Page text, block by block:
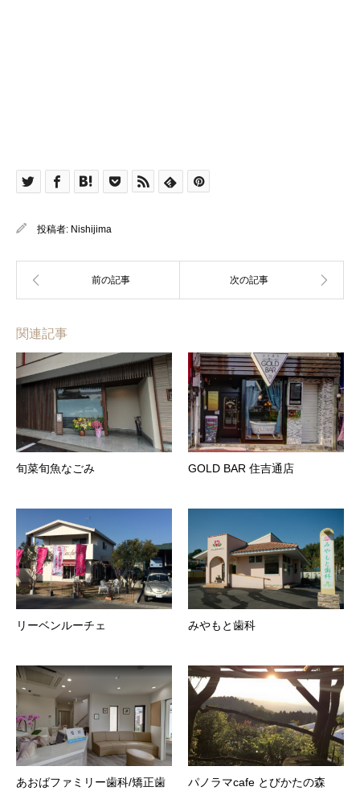
投稿者: Nishijima
関連記事
旬菜旬魚なごみ GOLD BAR 住吉通店
リーベンルーチェ みやもと歯科
あおばファミリー歯科/矯正歯
パノラマcafe とびかたの森